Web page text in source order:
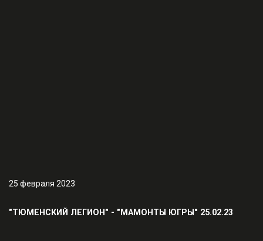
25 февраля 2023
"ТЮМЕНСКИЙ ЛЕГИОН" - "МАМОНТЫ ЮГРЫ" 25.02.23